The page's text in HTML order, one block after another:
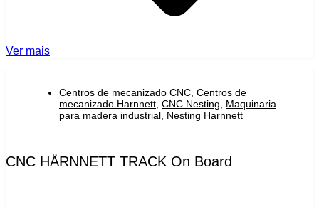
Ver mais
Centros de mecanizado CNC, Centros de
mecanizado Harnnett, CNC Nesting, Maquinaria
para madera industrial, Nesting Harnnett
CNC HÄRNNETT TRACK On Board